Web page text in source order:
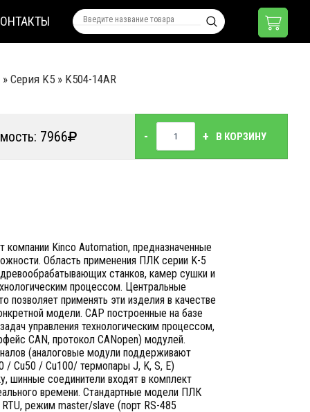
» Серия K5 » K504-14AR
7966 - + В КОРЗИНУ
Kinco Automation, предназначенные
Область применения ПЛК серии K-5
станков, камер сушки и
процессом. Центральные
применять эти изделия в качестве
модели. САР построенные на базе
управления технологическим процессом,
CAN, протокол CANopen) модулей.
(аналоговые модули поддерживают
Cu50 / Cu100/ термопары J, K, S, E)
шинные соединители входят в комплект
времени. Стандартные модели ПЛК
режим master/slave (порт RS-485